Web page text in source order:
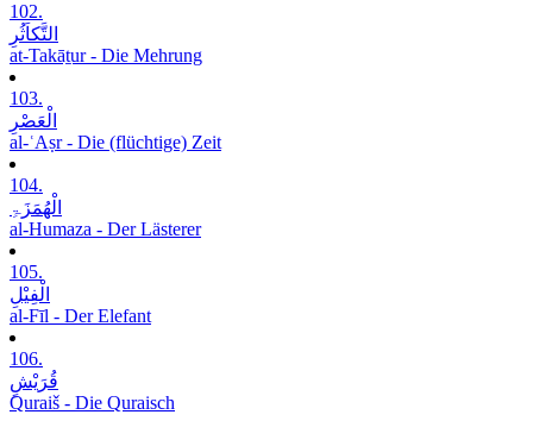
102.
التَّکاَثُرِ
at-Takāṯur - Die Mehrung
103.
الْعَصْرِ
al-ʿAṣr - Die (flüchtige) Zeit
104.
الْھُمَزَۃِ
al-Humaza - Der Lästerer
105.
الْفِیْلِ
al-Fīl - Der Elefant
106.
قُرَیْشٍ
Quraiš - Die Quraisch